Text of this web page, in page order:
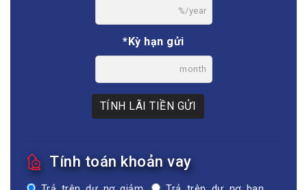
%/year
*Kỳ hạn gửi
month
TÍNH LÃI TIỀN GỬI
Tính toán khoản vay